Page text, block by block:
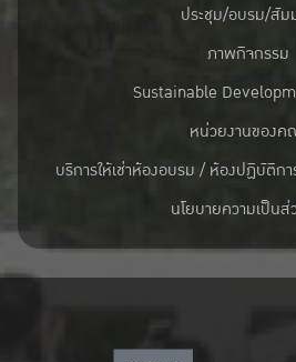
ประชุม/อบรม/สัม
ภาพกิจกรรม
Sustainable
หน่วยงานของค
บริการให้เช่าห้องอบรม / ห้องปฏิบัติก
นโยบายความเป็น